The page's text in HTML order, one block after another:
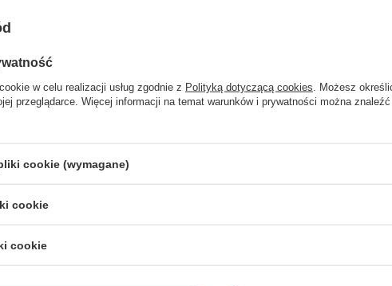
Nasyp około 15g yerba mate do
wyższej niż 80°C. Odczekaj kilka
Nazwa handlowa
Campesino Menta Limon Cedron
Cechy dodatkowe
bez laktozy
w celu realizacji usług zgodnie z Polityką dotyczącą cookies . Możesz
przeglądarce. Więcej informacji na temat warunków i prywatności można
cookie (wymagane)
cookie
cookie